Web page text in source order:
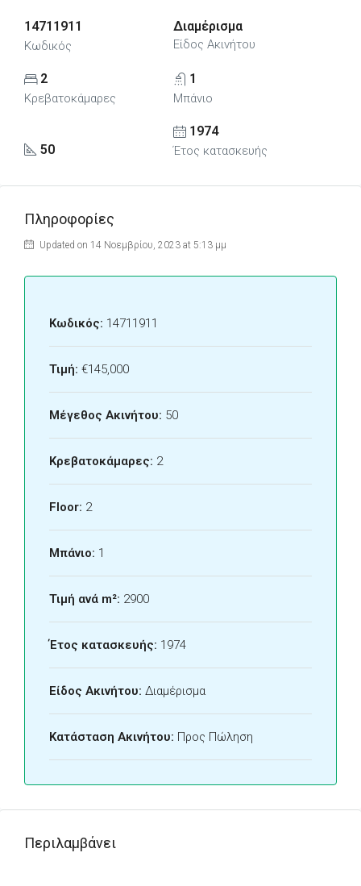
14711911
Κωδικός
Διαμέρισμα
Είδος Ακινήτου
2
Κρεβατοκάμαρες
1
Μπάνιο
50
1974
Έτος κατασκευής
Πληροφορίες
Updated on 14 Νοεμβρίου, 2023 at 5:13 μμ
Κωδικός: 14711911
Τιμή: €145,000
Μέγεθος Ακινήτου: 50
Κρεβατοκάμαρες: 2
Floor: 2
Μπάνιο: 1
Τιμή ανά m²: 2900
Έτος κατασκευής: 1974
Είδος Ακινήτου: Διαμέρισμα
Κατάσταση Ακινήτου: Προς Πώληση
Περιλαμβάνει